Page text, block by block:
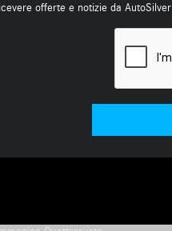
offerte e notizie da AutoSilver